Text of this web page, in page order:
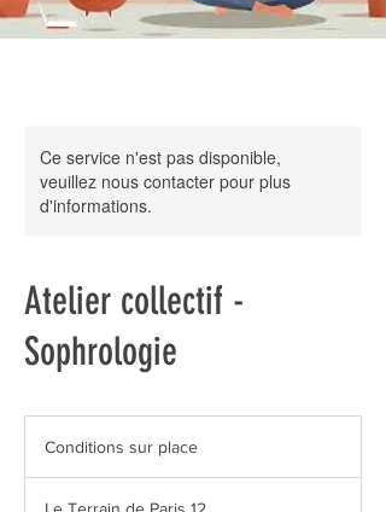
Ce service n'est pas disponible,
veuillez nous contacter pour plus
d'informations.
Atelier collectif -
Sophrologie
placeConditions sur place